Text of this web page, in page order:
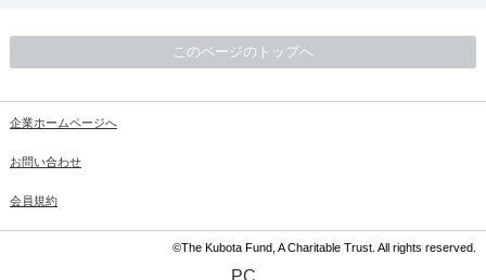
このページのトップへ
企業ホームページへ
お問い合わせ
会員規約
©The Kubota Fund, A Charitable Trust. All rights reserved.